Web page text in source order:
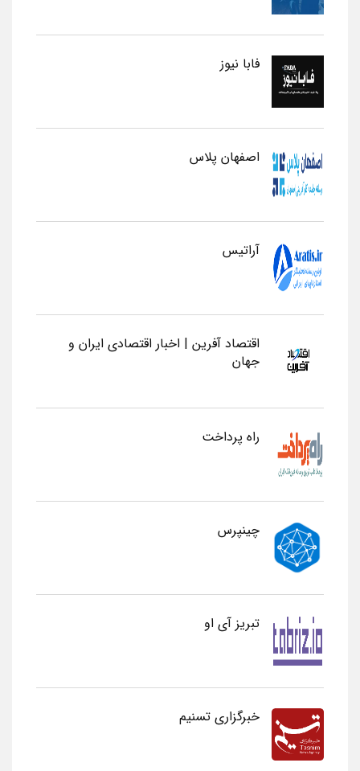
فابا نیوز
اصفهان پلاس
آراتیس
اقتصاد آفرین | اخبار اقتصادی ایران و
جهان
راه پرداخت
چینپرس
تبریز آی او
خبرگزاری تسنیم